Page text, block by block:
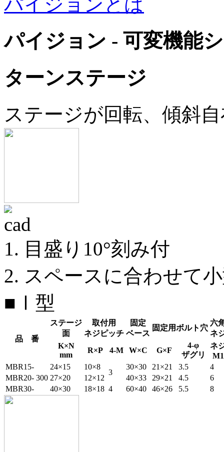
パイジョン - 可変機能
ターンステージ
ステージが回転、傾斜自
1. 目盛り10°刻み付
2. スペースに合わせて
■Ⅰ型
品 番
ステージ
面
取付用
ネジピッチ
固定
ベース
固定用ボルト穴
六
ネ
K×N
mm
R×P 4-M W×C G×F
4-φ
ザグリ
ネ
M1
MBR15-
300
24×15 10×8
3
30×30 21×21 3.5
4
MBR20-
27×20 12×12 40×33 29×21 4.5
6
MBR30-
40×30 18×18 4 60×40 46×26 5.5 8